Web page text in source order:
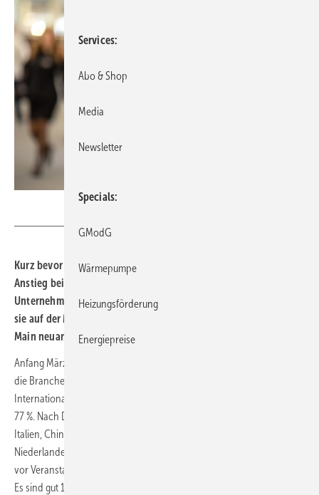
Kurz bevor es los geht, erlebt die Light + Building nochmal einen
Anstieg bei den Ausstellerzahlen. Mittlerweile sind über 2130
Unternehmen angemeldet. Vom 3. bis 8. März 2024 präsentieren
sie auf der Messe für Licht und Gebäudetechnik in Frankfurt am
Main neuartige Lösungen und Trends.
Anfang März ist das Gelände der Messe Frankfurt der Treffpunkt für
die Branchen aus den Bereichen Licht und Gebäudetechnik. Der
Internationalitätsgrad unter den mehr als 2130 Ausstellern liegt bei
77 %. Nach Deutschland kommen die meisten Unternehmen aus
Italien, China, der Türkei, Spanien, Polen, Österreich, den
Niederlanden, Großbritannien, Frankreich und Griechenland. „Kurz
vor Veranstaltungsbeginn freuen wir uns über einen starken Endspurt.
Es sind gut 130 Aussteller mehr als Ende des letzten Jahres. Das gibt
Services
Abo & Shop
Media
Newsletter
Specials
GModG
Wärmepumpe
Heizungsförderung
Energiepreise